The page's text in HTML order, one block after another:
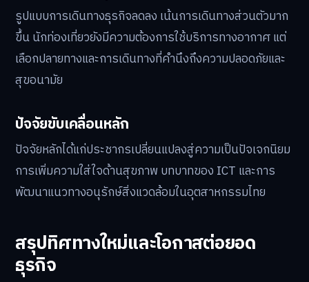
รูปแบบการเดินทางธุรกิจลดลง เน้นการเดินทางส่วนตัวมาก
ขึ้น นักท่องเที่ยวยังมีความต้องการใช้บริการทางอากาศ แต่
เลือกปลายทางและการเดินทางที่คำนึงถึงความปลอดภัยและ
สุขอนามัย
ปัจจัยขับเคลื่อนหลัก
ปัจจัยหลักได้แก่ประชากรเปลี่ยนแปลงสู่ความเป็นปัจเจกนิยม
การเพิ่มความใส่ใจด้านสุขภาพ บทบาทของ ICT และการ
พัฒนาแนวทางอนุรักษ์สิ่งแวดล้อมในอุตสาหกรรมไทย
สรุปทิศทางใหม่และโอกาสต่อยอด
ธุรกิจ